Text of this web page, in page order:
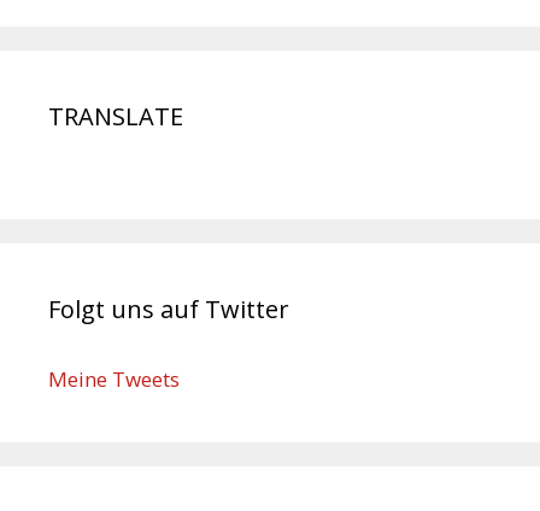
TRANSLATE
Folgt uns auf Twitter
Meine Tweets